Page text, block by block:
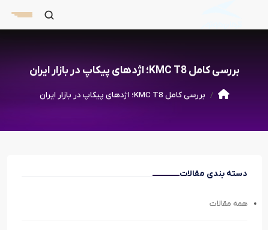
بررسی کامل KMC T8؛ اژدهای پیکاپ در بازار ایران
بررسی کامل KMC T8؛ اژدهای پیکاپ در بازار ایران
دسته بندی مقالات
همه مقالات